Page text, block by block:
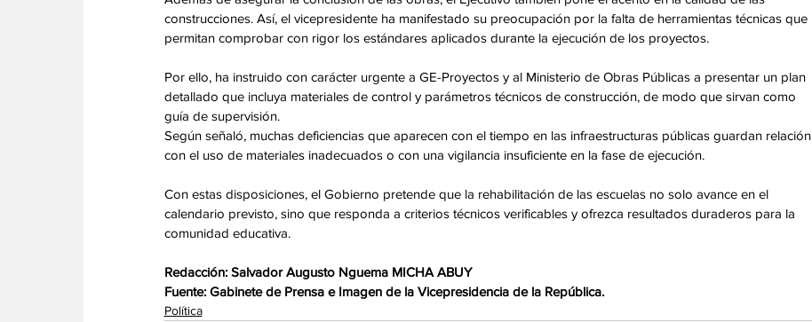
construcciones. Así, el vicepresidente ha manifestado su preocupación por la falta de herramientas técnicas que
permitan comprobar con rigor los estándares aplicados durante la ejecución de los proyectos.
Por ello, ha instruido con carácter urgente a GE-Proyectos y al Ministerio de Obras Públicas a presentar un plan
detallado que incluya materiales de control y parámetros técnicos de construcción, de modo que sirvan como
guía de supervisión.
Según señaló, muchas deficiencias que aparecen con el tiempo en las infraestructuras públicas guardan relación
con el uso de materiales inadecuados o con una vigilancia insuficiente en la fase de ejecución.
Con estas disposiciones, el Gobierno pretende que la rehabilitación de las escuelas no solo avance en el
calendario previsto, sino que responda a criterios técnicos verificables y ofrezca resultados duraderos para la
comunidad educativa.
Redacción: Salvador Augusto Nguema MICHA ABUY
Fuente: Gabinete de Prensa e Imagen de la Vicepresidencia de la República.
Política